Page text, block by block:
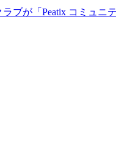
ブが「Peatix コミュニ